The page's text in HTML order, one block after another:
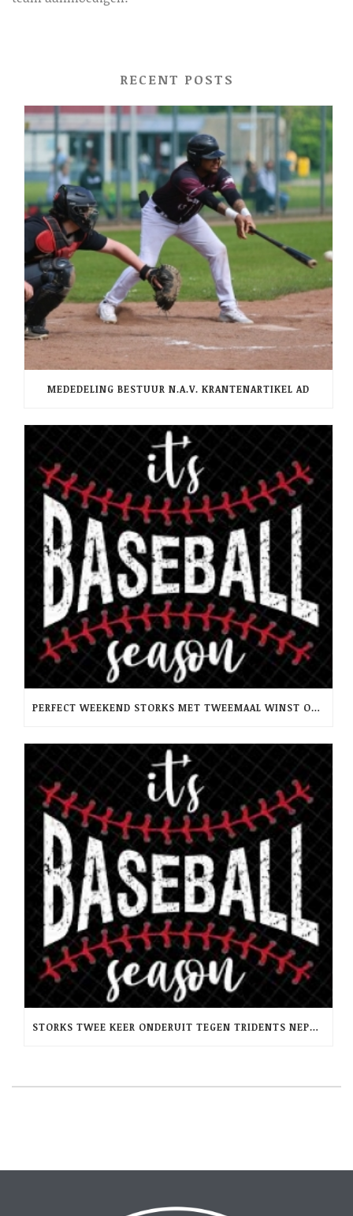
RECENT POSTS
MEDEDELING BESTUUR N.A.V. KRANTENARTIKEL AD
PERFECT WEEKEND STORKS MET TWEEMAAL WINST OP RCH -PINQUINS
STORKS TWEE KEER ONDERUIT TEGEN TRIDENTS NEPTUNUS